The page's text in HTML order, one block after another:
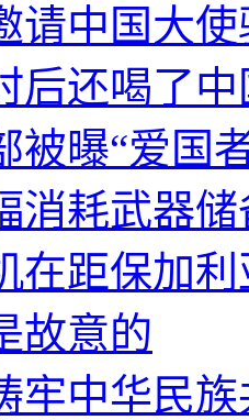
请中国大
后还喝了
被曝“爱国
消耗武器储
在距保加
故意的
牢中华民